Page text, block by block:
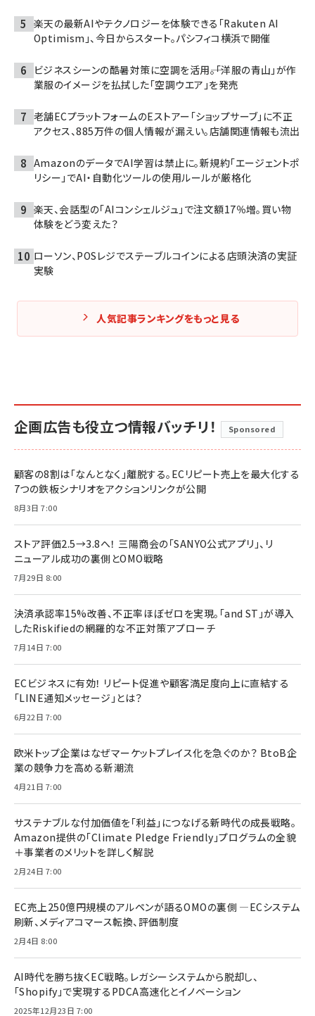
楽天の最新AIやテクノロジーを体験できる「Rakuten AI
Optimism」、今日からスタート。パシフィコ横浜で開催
ビジネスシーンの酷暑対策に空調を活用――。「洋服の青山」が作
業服のイメージを払拭した「空調ウエア」を発売
老舗ECプラットフォームのEストアー「ショップサーブ」に不正
アクセス、885万件の個人情報が漏えい。店舗関連情報も流出
AmazonのデータでAI学習は禁止に。新規約「エージェントポ
リシー」でAI・自動化ツールの使用ルールが厳格化
楽天、会話型の「AIコンシェルジュ」で注文額17％増。買い物
体験をどう変えた？
ローソン、POSレジでステーブルコインによる店頭決済の実証
実験
人気記事ランキングをもっと見る
企画広告も役立つ情報バッチリ！ Sponsored
顧客の8割は「なんとなく」離脱する。ECリピート売上を最大化する
7つの鉄板シナリオをアクションリンクが公開
8月3日 7:00
ストア評価2.5→3.8へ！ 三陽商会の「SANYO公式アプリ」、リ
ニューアル成功の裏側とOMO戦略
7月29日 8:00
決済承認率15%改善、不正率ほぼゼロを実現。「and ST」が導入
したRiskifiedの網羅的な不正対策アプローチ
7月14日 7:00
ECビジネスに有効！ リピート促進や顧客満足度向上に直結する
「LINE通知メッセージ」とは？
6月22日 7:00
欧米トップ企業はなぜマーケットプレイス化を急ぐのか？ BtoB企
業の競争力を高める新潮流
4月21日 7:00
サステナブルな付加価値を「利益」につなげる新時代の成長戦略。
Amazon提供の「Climate Pledge Friendly」プログラムの全貌
＋事業者のメリットを詳しく解説
2月24日 7:00
EC売上250億円規模のアルペンが語るOMOの裏側 ―ECシステム
刷新、メディアコマース転換、評価制度
2月4日 8:00
AI時代を勝ち抜くEC戦略。レガシーシステムから脱却し、
「Shopify」で実現するPDCA高速化とイノベーション
2025年12月23日 7:00